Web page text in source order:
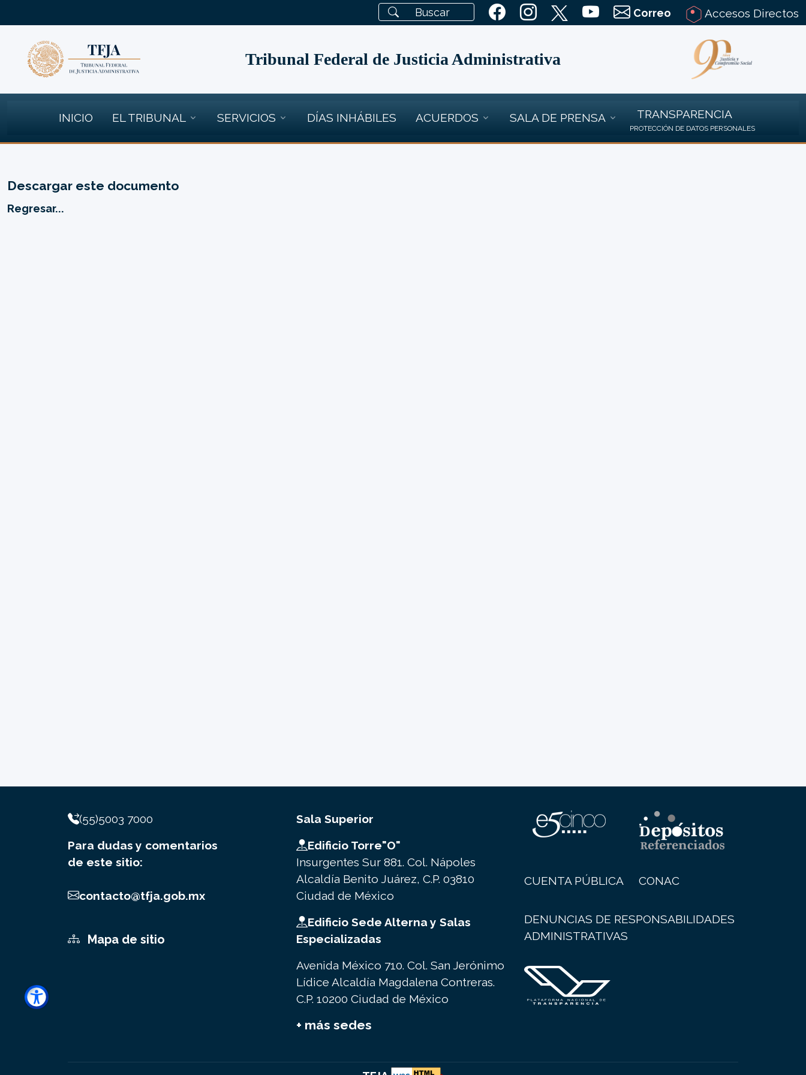
Correo Accesos Directos
Tribunal Federal de Justicia Administrativa
INICIO EL TRIBUNAL SERVICIOS DÍAS INHÁBILES ACUERDOS SALA DE PRENSA TRANSPARENCIA
PROTECCIÓN DE DATOS PERSONALES
Descargar este documento
Regresar...
(55)5003 7000
Para dudas y comentarios
de este sitio:
contacto@tfja.gob.mx
Mapa de sitio
Sala Superior
Edificio Torre"O"
Insurgentes Sur 881. Col. Nápoles
Alcaldía Benito Juárez, C.P. 03810
Ciudad de México
Edificio Sede Alterna y Salas
Especializadas
Avenida México 710. Col. San Jerónimo
Lídice Alcaldía Magdalena Contreras.
C.P. 10200 Ciudad de México
+ más sedes
CUENTA PÚBLICA CONAC
DENUNCIAS DE RESPONSABILIDADES
ADMINISTRATIVAS